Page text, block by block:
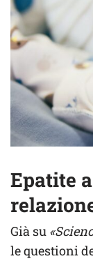
Epatite
Già su
le questioni